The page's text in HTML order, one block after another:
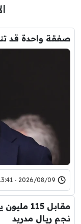
صفقة واحدة قد
2026/08/09 - 13:41
مقابل
نجم ريال مدريد